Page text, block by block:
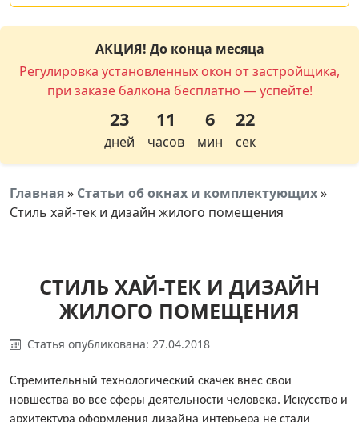
АКЦИЯ! До конца месяца
Регулировка установленных окон от застройщика,
при заказе балкона бесплатно — успейте!
23
дней
11
часов
6
мин
22
сек
Главная» Статьи об окнах и комплектующих»
Стиль хай-тек и дизайн жилого помещения
СТИЛЬ ХАЙ-ТЕК И ДИЗАЙН
ЖИЛОГО ПОМЕЩЕНИЯ
Статья опубликована: 27.04.2018
Стремительный технологический скачек внес свои
новшества во все сферы деятельности человека. Искусство и